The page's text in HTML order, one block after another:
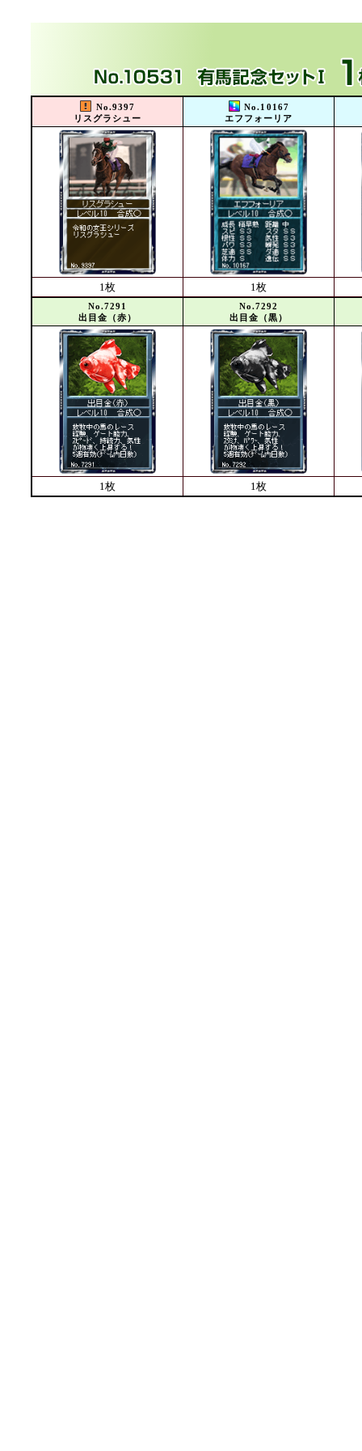
No.9397
リスグラシュー
No.10167
エフフォーリア
1枚 1枚
No.7291
出目金（赤）
No.7292
出目金（黒）
1枚 1枚